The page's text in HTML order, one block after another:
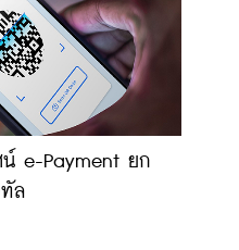
น์ e-Payment ยก
ล